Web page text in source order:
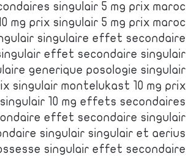
singulair 5 mg prix maroc
mg prix singulair 5 mg prix maroc
singulaire effet secondaire
effet secondaire singulair
generique posologie singulair
singulair montelukast 10 mg prix
10 mg effets secondaires
effet secondaire singulair
singulair singulair et aerius
singulair effet secondaire